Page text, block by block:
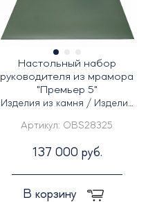
Настольный набор
руководителя из мрамора
"Премьер 5"
Изделия из камня / Изделия
Артикул: OBS28325
137 000 руб.
В корзину